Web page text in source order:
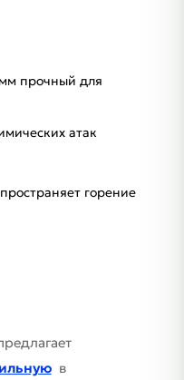
прочный для
атак
горение
в